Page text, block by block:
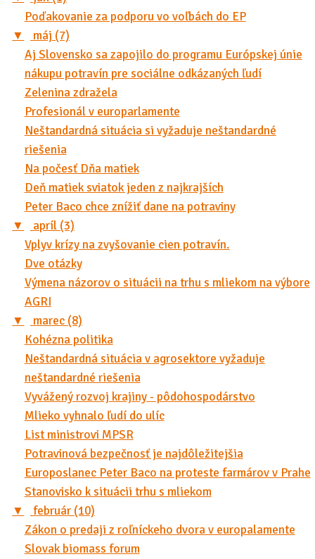
Poďakovanie za podporu vo voľbách do EP
▼
máj (7)
Aj Slovensko sa zapojilo do programu Európskej únie
nákupu potravín pre sociálne odkázaných ľudí
Zelenina zdražela
Profesionál v europarlamente
Neštandardná situácia si vyžaduje neštandardné
riešenia
Na počesť Dňa matiek
Deň matiek sviatok jeden z najkrajších
Peter Baco chce znížiť dane na potraviny
▼
apríl (3)
Vplyv krízy na zvyšovanie cien potravín.
Dve otázky
Výmena názorov o situácii na trhu s mliekom na výbore
AGRI
▼
marec (8)
Kohézna politika
Neštandardná situácia v agrosektore vyžaduje
neštandardné riešenia
Vyvážený rozvoj krajiny - pôdohospodárstvo
Mlieko vyhnalo ľudí do ulíc
List ministrovi MPSR
Potravinová bezpečnosť je najdôležitejšia
Europoslanec Peter Baco na proteste farmárov v Prahe
Stanovisko k situácii trhu s mliekom
▼
február (10)
Zákon o predaji z roľníckeho dvora v europalamente
Slovak biomass forum